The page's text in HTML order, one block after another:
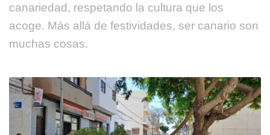
canariedad, respetando la cultura que los
acoge. Más allá de festividades, ser canario son
muchas cosas.